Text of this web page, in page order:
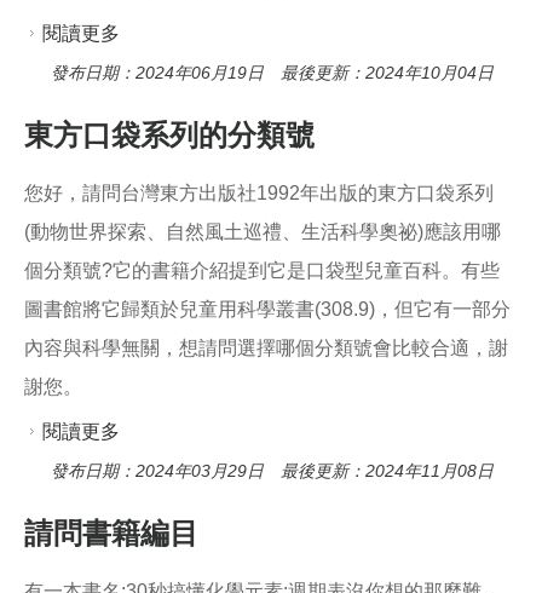
閱讀更多
發布日期：2024年06月19日 最後更新：2024年10月04日
東方口袋系列的分類號
您好，請問台灣東方出版社1992年出版的東方口袋系列
(動物世界探索、自然風土巡禮、生活科學奧祕)應該用哪
個分類號?它的書籍介紹提到它是口袋型兒童百科。有些
圖書館將它歸類於兒童用科學叢書(308.9)，但它有一部分
內容與科學無關，想請問選擇哪個分類號會比較合適，謝
謝您。
閱讀更多
發布日期：2024年03月29日 最後更新：2024年11月08日
請問書籍編目